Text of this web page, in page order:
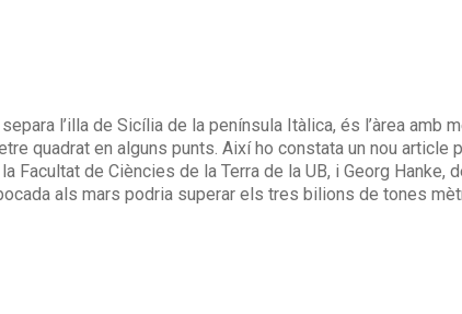
l’illa de Sicília de la península Itàlica, és l’àrea amb
quadrat en alguns punts. Així ho constata un nou
Facultat de Ciències de la Terra de la UB, i Georg Hanke,
als mars podria superar els tres bilions de tones